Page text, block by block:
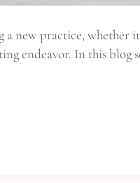
a new practice, whether
endeavor. In this blog